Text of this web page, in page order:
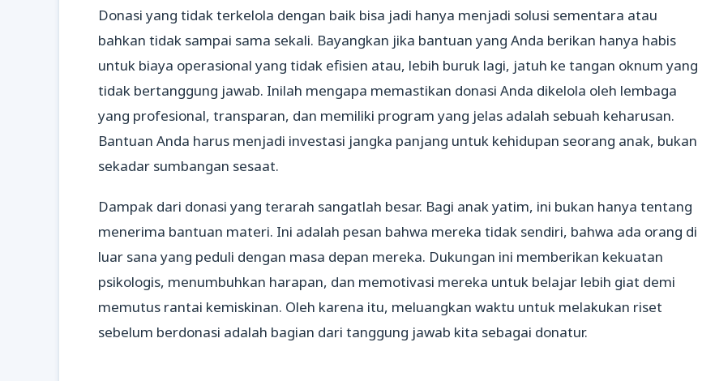
Donasi yang tidak terkelola dengan baik bisa jadi hanya menjadi solusi sementara atau
bahkan tidak sampai sama sekali. Bayangkan jika bantuan yang Anda berikan hanya habis
untuk biaya operasional yang tidak efisien atau, lebih buruk lagi, jatuh ke tangan oknum yang
tidak bertanggung jawab. Inilah mengapa memastikan donasi Anda dikelola oleh lembaga
yang profesional, transparan, dan memiliki program yang jelas adalah sebuah keharusan.
Bantuan Anda harus menjadi investasi jangka panjang untuk kehidupan seorang anak, bukan
sekadar sumbangan sesaat.
Dampak dari donasi yang terarah sangatlah besar. Bagi anak yatim, ini bukan hanya tentang
menerima bantuan materi. Ini adalah pesan bahwa mereka tidak sendiri, bahwa ada orang di
luar sana yang peduli dengan masa depan mereka. Dukungan ini memberikan kekuatan
psikologis, menumbuhkan harapan, dan memotivasi mereka untuk belajar lebih giat demi
memutus rantai kemiskinan. Oleh karena itu, meluangkan waktu untuk melakukan riset
sebelum berdonasi adalah bagian dari tanggung jawab kita sebagai donatur.